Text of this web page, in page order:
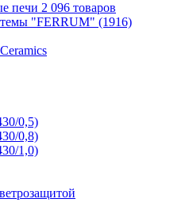
печи 2 096 товаров
"FERRUM" (1916)
0,5)
0,8)
1,0)